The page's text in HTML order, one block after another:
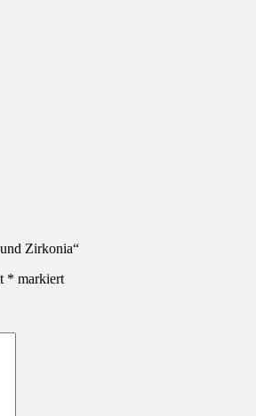
Zirkonia“
* markiert